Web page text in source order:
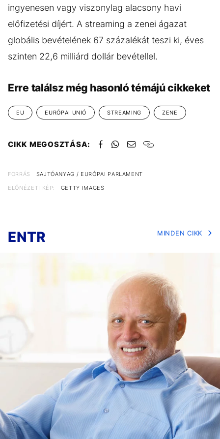
ingyenesen vagy viszonylag alacsony havi
előfizetési díjért. A streaming a zenei ágazat
globális bevételének 67 százalékát teszi ki, éves
szinten 22,6 milliárd dollár bevétellel.
Erre találsz még hasonló témájú cikkeket
EU EURÓPAI UNIÓ STREAMING ZENE
CIKK MEGOSZTÁSA:
FORRÁS
SAJTÓANYAG / EURÓPAI PARLAMENT
ELŐNÉZETI KÉP:
GETTY IMAGES
ENTR MINDEN CIKK